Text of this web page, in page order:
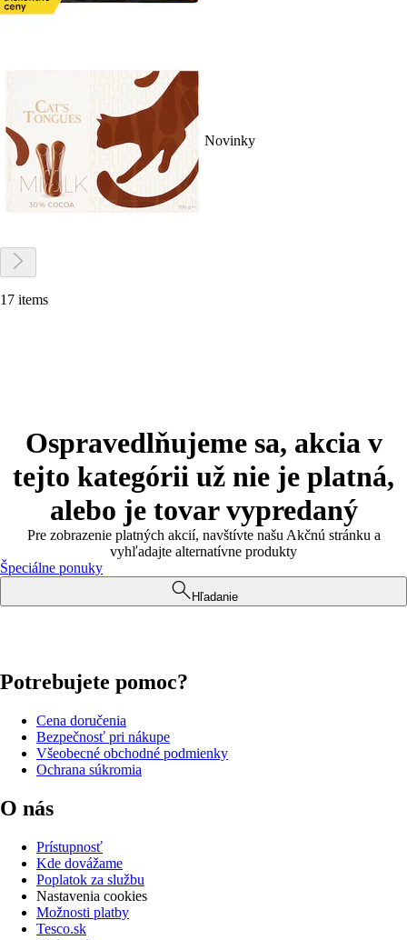
Novinky
17 items
Ospravedlňujeme sa, akcia v
tejto kategórii už nie je platná,
alebo je tovar vypredaný
Pre zobrazenie platných akcií, navštívte našu Akčnú stránku a
vyhľadajte alternatívne produkty
Špeciálne ponuky
Hľadanie
Potrebujete pomoc?
Cena doručenia
Bezpečnosť pri nákupe
Všeobecné obchodné podmienky
Ochrana súkromia
O nás
Prístupnosť
Kde dovážame
Poplatok za službu
Nastavenia cookies
Možnosti platby
Tesco.sk